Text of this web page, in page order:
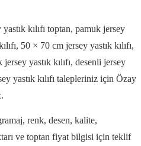
kılıfı toptan, pamuk jersey
50 × 70 cm jersey yastık kılıfı,
yastık kılıfı, desenli jersey
yastık kılıfı talepleriniz için Özay
renk, desen, kalite,
ve toptan fiyat bilgisi için teklif